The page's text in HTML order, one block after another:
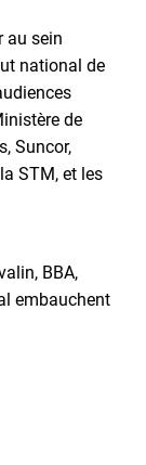
au sein
national de
de
Suncor,
STM, et les
BBA,
embauchent